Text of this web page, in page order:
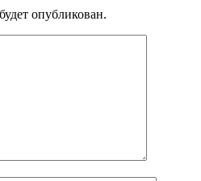
опубликован.